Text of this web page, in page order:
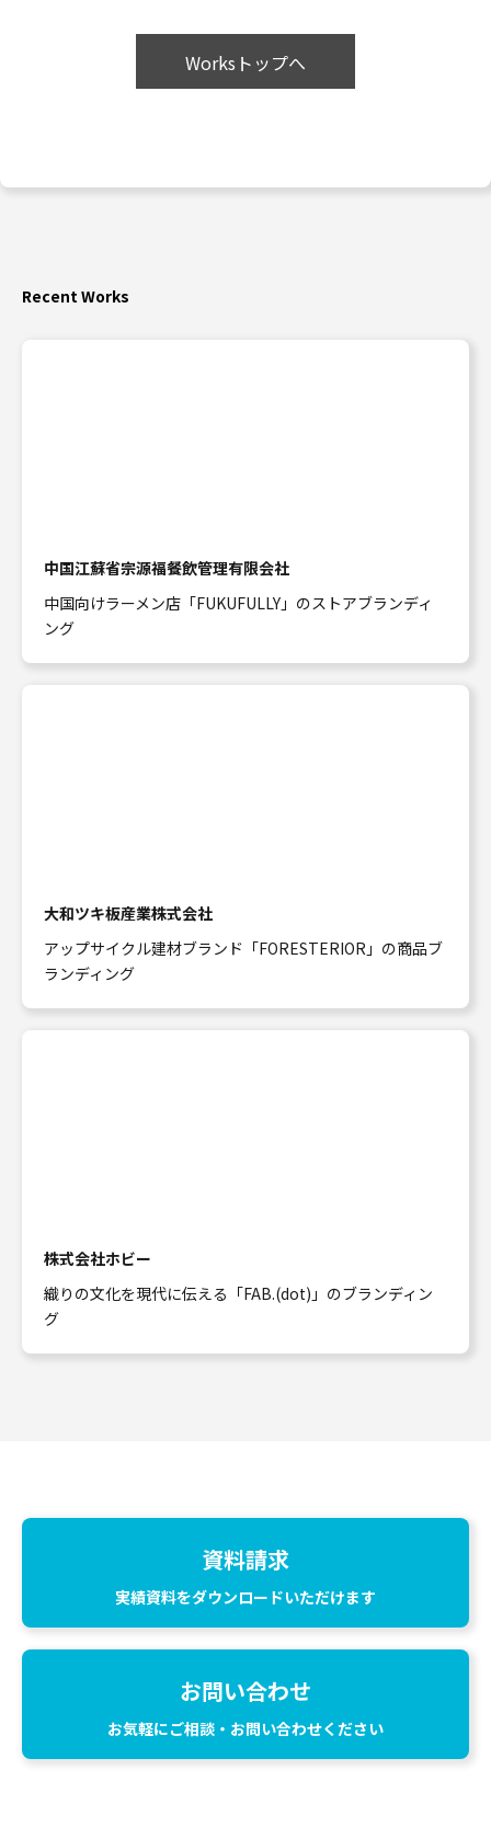
Worksトップへ
Recent Works
中国江蘇省宗源福餐飲管理有限会社
中国向けラーメン店「FUKUFULLY」のストアブランディ
ング
大和ツキ板産業株式会社
アップサイクル建材ブランド「FORESTERIOR」の商品ブ
ランディング
株式会社ホビー
織りの文化を現代に伝える「FAB.(dot)」のブランディン
グ
資料請求
実績資料をダウンロードいただけます
お問い合わせ
お気軽にご相談・お問い合わせください